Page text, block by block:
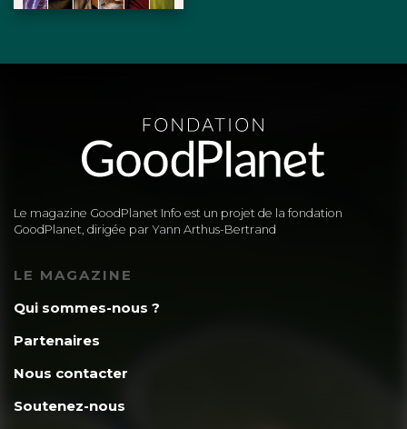
Le magazine GoodPlanet Info est un projet de la fondation
GoodPlanet, dirigée par Yann Arthus-Bertrand
LE MAGAZINE
Qui sommes-nous ?
Partenaires
Nous contacter
Soutenez-nous